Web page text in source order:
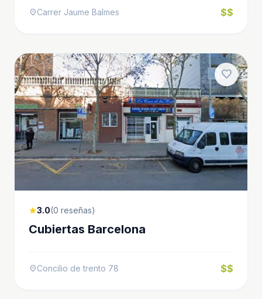
location_onCarrer Jaume Balmes $$
favorite
star3.0(0 reseñas)
Cubiertas Barcelona
location_onConcilio de trento 78 $$